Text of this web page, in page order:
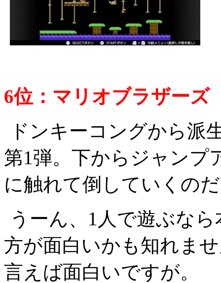
6位：マリオブラザー
ドンキーコングから派
第1弾。下からジャンプ
に触れて倒していくの
うーん、1人で遊ぶな
方が面白いかも知れま
言えば面白いですが。